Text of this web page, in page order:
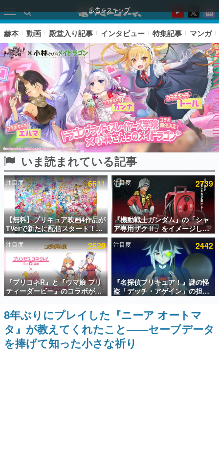
広告をスキップ
ピックアップ
電ファミのいま読まれている記事ランキング
アプリセール情報
インタビュー
連載・特集一覧
殿堂入り記事
SNS拡散数が数千以上！ ページビュー数万以上！ などな
ど。多くの人々に読まれた、電ファミ渾身の“殿堂入り”記
事をまとめました。
ゲームの企画書
名作ゲームクリエイターの方々に製作時のエピソードをお
聞きし、ヒットする企画（ゲーム）とは何か？を探ってい
きます。
赫本 動画 殿堂入り記事 インタビュー 特集記事 マンガ
いま読まれている記事
注目度 6611
【無料】プリキュア映画4作品が
TVerで新たに配信スタート！な
んと2018年～2024年の映画ほぼ
すべてが見放題に、ぶっちゃけ
ありえないラインナップ
注目度 2739
『機動戦士ガンダム』の「シャ
ア専用ザクⅡ」をイメージした
散水ホースリールが予約開始。
本体にはシャアのパーソナルマ
ークやジオン公国軍のエンブレ
ム、型式番号などを配置
注目度 2629
『プリコネR』と『ウマ娘 プリ
ティーダービー』のコラボが決
定！“最大170連無料”の8.5周年
キャンペーンなども発表
注目度 2442
『名探偵プリキュア！』謎の怪
盗「デッチ・アゲイン」の担当
キャストは天﨑滉平さんと判
明。『Re:ゼロから始める異世
界生活』オットー役、『ヒプノ
シスマイク』山田三郎役など
8年ぶりにプレイした『ニーア オートマ
タ』が教えてくれたこと——セーブデータ
を捧げて知った小さな祈り